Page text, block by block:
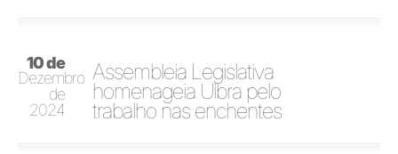
10 de
Dezembro
de
2024
Assembleia Legislativa
homenageia Ulbra pelo
trabalho nas enchentes